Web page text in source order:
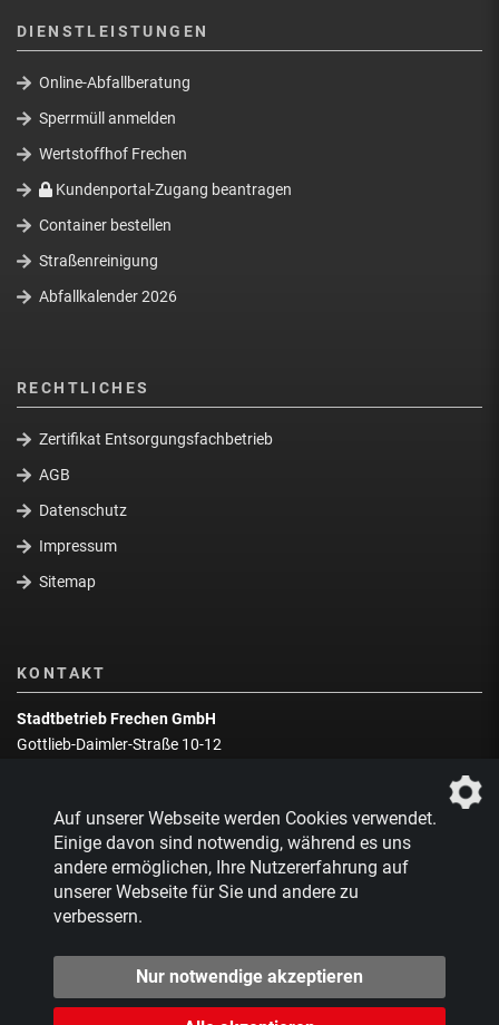
DIENSTLEISTUNGEN
Online-Abfallberatung
Sperrmüll anmelden
Wertstoffhof Frechen
Kundenportal-Zugang beantragen
Container bestellen
Straßenreinigung
Abfallkalender 2026
RECHTLICHES
Zertifikat Entsorgungsfachbetrieb
AGB
Datenschutz
Impressum
Sitemap
KONTAKT
Stadtbetrieb Frechen GmbH
Gottlieb-Daimler-Straße 10-12
Zentrale:02234 9217-0
Abfallberatung:02234 9217-17
Auf unserer Webseite werden Cookies verwendet.
Einige davon sind notwendig, während es uns
andere ermöglichen, Ihre Nutzererfahrung auf
unserer Webseite für Sie und andere zu
verbessern.
Nur notwendige akzeptieren